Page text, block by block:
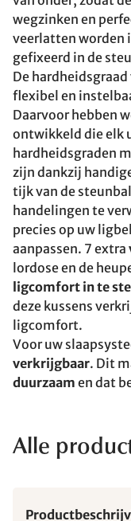
wegzinken en
veerlatten worden
gefixeerd in de
De
flexibel en
Daarvoor hebben
ontwikkeld die elk
hardheidsgraden
zijn dankzij
tijk van de
handelingen te
precies op uw
aanpassen. 7 extra
lordose en de
ligcomfort in te
deze kussens
ligcomfort.
Voor uw
verkrijgbaar. Dit
duurzaam en dat
Alle